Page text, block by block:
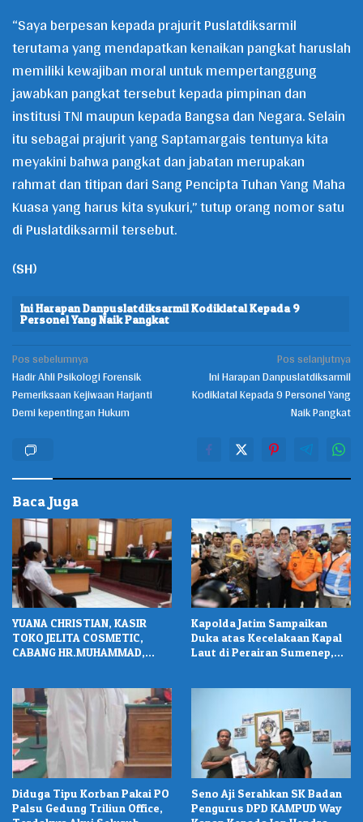
“Saya berpesan kepada prajurit Puslatdiksarmil
terutama yang mendapatkan kenaikan pangkat haruslah
memiliki kewajiban moral untuk mempertanggung
jawabkan pangkat tersebut kepada pimpinan dan
institusi TNI maupun kepada Bangsa dan Negara. Selain
itu sebagai prajurit yang Saptamargais tentunya kita
meyakini bahwa pangkat dan jabatan merupakan
rahmat dan titipan dari Sang Pencipta Tuhan Yang Maha
Kuasa yang harus kita syukuri,” tutup orang nomor satu
di Puslatdiksarmil tersebut.
(SH)
Ini Harapan Danpuslatdiksarmil Kodiklatal Kepada 9
Personel Yang Naik Pangkat
Navigasi
pos
Pos sebelumnya
Hadir Ahli Psikologi Forensik
Pemeriksaan Kejiwaan Harjanti
Demi kepentingan Hukum
Pos selanjutnya
Ini Harapan Danpuslatdiksarmil
Kodiklatal Kepada 9 Personel Yang
Naik Pangkat
Baca Juga
YUANA CHRISTIAN, KASIR
TOKO JELITA COSMETIC,
CABANG HR.MUHAMMAD,
Kapolda Jatim Sampaikan
Duka atas Kecelakaan Kapal
Laut di Perairan Sumenep,
Diduga Tipu Korban Pakai PO
Palsu Gedung Triliun Office,
Seno Aji Serahkan SK Badan
Pengurus DPD KAMPUD Way